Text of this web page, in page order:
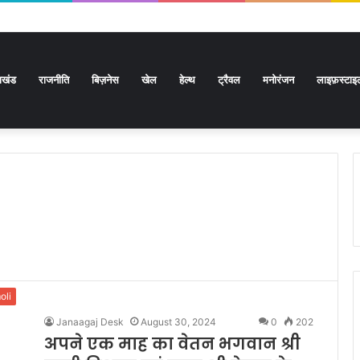
राजनीति बिज़नेस खेल हेल्थ ट्रैवल मनोरंजन
Janaagaj Desk August 30, 2024 0 202
अपने एक माह का वेतन भगवान श्री